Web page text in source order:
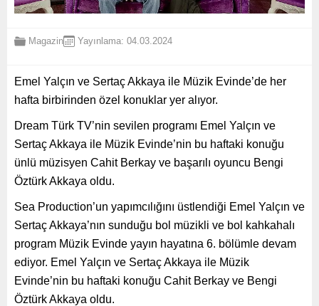
Magazin Yayınlama: 04.03.2024
Emel Yalçın ve Sertaç Akkaya ile Müzik Evinde’de her
hafta birbirinden özel konuklar yer alıyor.
Dream Türk TV’nin sevilen programı Emel Yalçın ve
Sertaç Akkaya ile Müzik Evinde’nin bu haftaki konuğu
ünlü müzisyen Cahit Berkay ve başarılı oyuncu Bengi
Öztürk Akkaya oldu.
Sea Production’un yapımcılığını üstlendiği Emel Yalçın ve
Sertaç Akkaya’nın sunduğu bol müzikli ve bol kahkahalı
program Müzik Evinde yayın hayatına 6. bölümle devam
ediyor. Emel Yalçın ve Sertaç Akkaya ile Müzik
Evinde’nin bu haftaki konuğu Cahit Berkay ve Bengi
Öztürk Akkaya oldu.